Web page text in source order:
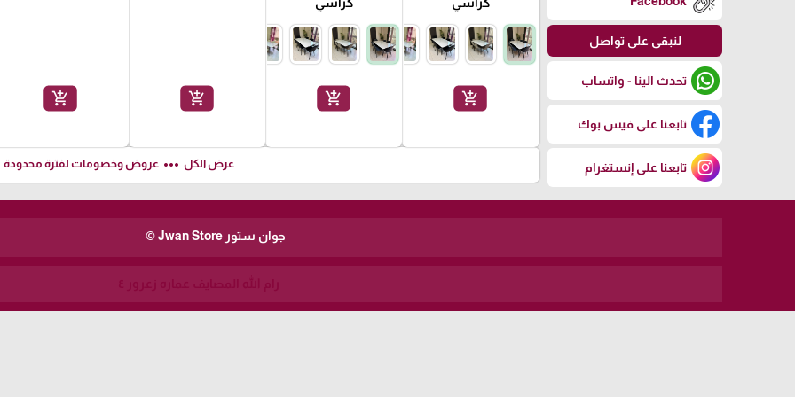
لنبقى على تواصل
تحدث الينا - واتساب
تابعنا على فيس بوك
تابعنا على إنستغرام
كراسي
add_shopping_cart
كراسي
add_shopping_cart
add_shopping_cart
add_shopping_cart
عرض الكل more_horiz عروض وخصومات لفترة محدودة
جوان ستور Jwan Store ©